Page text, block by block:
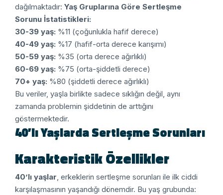
dağılmaktadır: Yaş Gruplarına Göre Sertleşme
Sorunu İstatistikleri:
30-39 yaş: %11 (çoğunlukla hafif derece)
40-49 yaş: %17 (hafif-orta derece karışımı)
50-59 yaş: %35 (orta derece ağırlıklı)
60-69 yaş: %75 (orta-şiddetli derece)
70+ yaş: %80 (şiddetli derece ağırlıklı)
Bu veriler, yaşla birlikte sadece sıklığın değil, aynı
zamanda problemin şiddetinin de arttığını
göstermektedir.
40’lı Yaşlarda Sertleşme Sorunları
Karakteristik Özellikler
40’lı yaşlar, erkeklerin sertleşme sorunları ile ilk ciddi
karşılaşmasının yaşandığı dönemdir. Bu yaş grubunda: